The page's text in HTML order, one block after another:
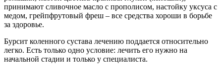
принимают сливочное масло с прополисом, настойку уксуса с
медом, грейпфрутовый фреш – все средства хороши в борьбе
за здоровье.
Бурсит коленного сустава лечению поддается относительно
легко. Есть только одно условие: лечить его нужно на
начальной стадии и только у специалиста.